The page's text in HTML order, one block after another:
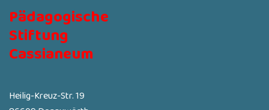
Pädagogische
Stiftung
Cassianeum
Heilig-Kreuz-Str. 19